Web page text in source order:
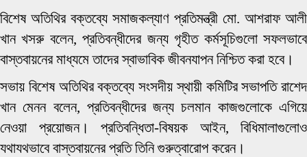
বিশেষ অতিথির বক্তব্যে সমাজকল্যাণ প্রতিমন্ত্রী মো. আশরাফ আলী
খান খসরু বলেন, প্রতিবন্ধীদের জন্য গৃহীত কর্মসূচিগুলো সফলভাবে
বাস্তবায়নের মাধ্যমে তাদের স্বাভাবিক জীবনযাপন নিশ্চিত করা হবে।
সভায় বিশেষ অতিথির বক্তব্যে সংসদীয় স্থায়ী কমিটির সভাপতি রাশেদ
খান মেনন বলেন, প্রতিবন্ধীদের জন্য চলমান কাজগুলোকে এগিয়ে
নেওয়া প্রয়োজন। প্রতিবন্ধিতা-বিষয়ক আইন, বিধিমালাগুলোও
যথাযথভাবে বাস্তবায়নের প্রতি তিনি গুরুত্বারোপ করেন।